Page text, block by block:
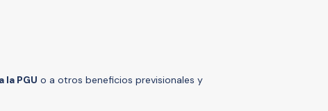
PGU o a otros beneficios previsionales y